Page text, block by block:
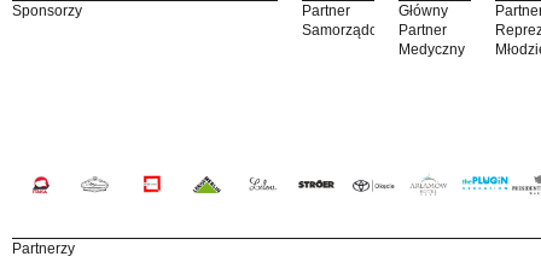
Sponsorzy
Partner
Samorządowy
Główny
Partner
Medyczny
Partnerzy